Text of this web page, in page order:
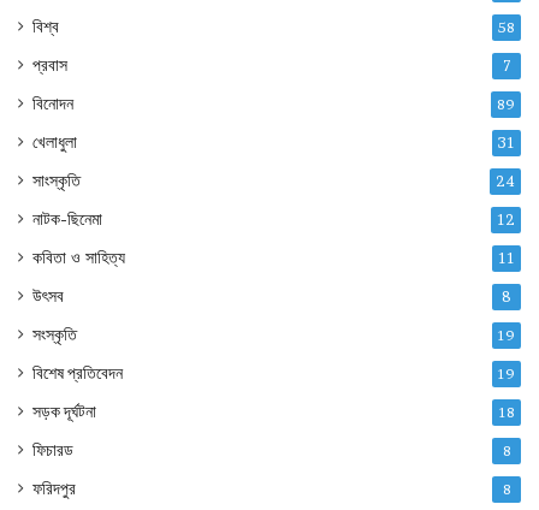
বিশ্ব 58
প্রবাস 7
বিনোদন 89
খেলাধুলা 31
সাংস্কৃতি 24
নাটক-ছিনেমা 12
কবিতা ও সাহিত্য 11
উৎসব 8
সংস্কৃতি 19
বিশেষ প্রতিবেদন 19
সড়ক দূর্ঘটনা 18
ফিচারড 8
ফরিদপুর 8